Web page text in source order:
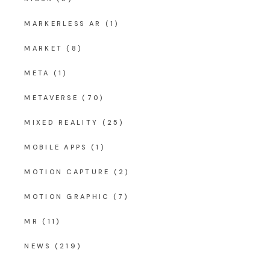
MARKERLESS AR (1)
MARKET (8)
META (1)
METAVERSE (70)
MIXED REALITY (25)
MOBILE APPS (1)
MOTION CAPTURE (2)
MOTION GRAPHIC (7)
MR (11)
NEWS (219)